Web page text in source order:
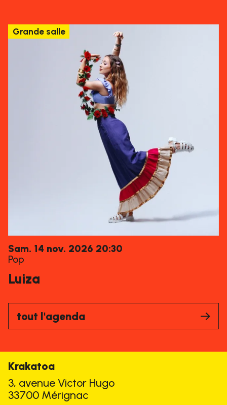
Grande salle
samedi
Sam. 14 novembre
nov. 2026 20:30
Pop
Luiza
tout l'agenda
Krakatoa
3, avenue Victor Hugo
33700 Mérignac